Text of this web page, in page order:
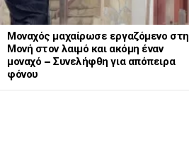
Μοναχός μαχαίρωσε εργαζόμενο στη
Μονή στον λαιμό και ακόμη έναν
μοναχό – Συνελήφθη για απόπειρα
φόνου